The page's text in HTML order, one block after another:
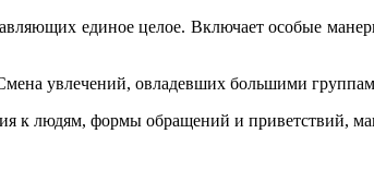
единое целое. Включает особые
увлечений, овладевших большими
к людям, формы обращений и приветствий,